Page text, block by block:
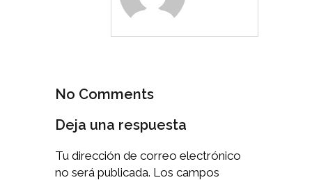
No Comments
Deja una respuesta
Tu dirección de correo electrónico
no será publicada. Los campos